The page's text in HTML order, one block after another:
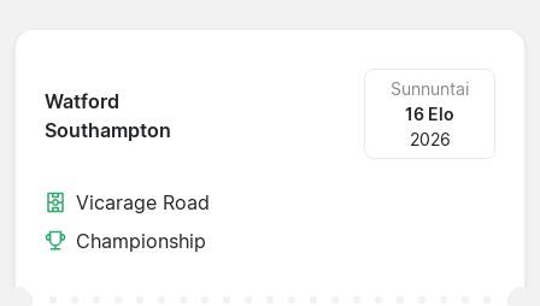
Watford
Southampton
Sunnuntai
16 Elo
2026
Vicarage Road
Championship